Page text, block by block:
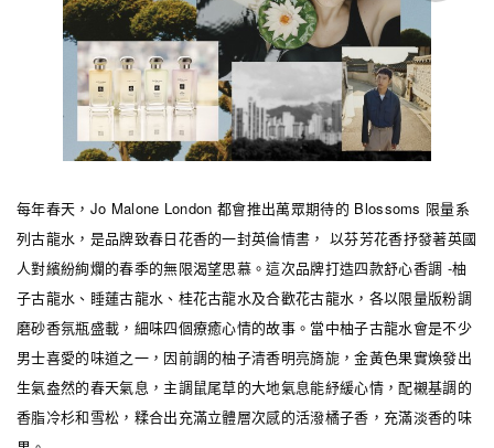
每年春天，Jo Malone London 都會推出萬眾期待的 Blossoms 限量系
列古龍水，是品牌致春日花香的一封英倫情書， 以芬芳花香抒發著英國
人對繽紛絢爛的春季的無限渴望思慕。這次品牌打造四款舒心香調 -柚
子古龍水、睡蓮古龍水、桂花古龍水及合歡花古龍水，各以限量版粉調
磨砂香氛瓶盛載，細味四個療癒心情的故事。 當中柚子古龍水會是不少
男士喜愛的味道之一，因前調的柚子清香明亮旖旎，金黃色果實煥發出
生氣盎然的春天氣息，主調鼠尾草的大地氣息能紓緩心情，配襯基調的
香脂冷杉和雪松，糅合出充滿立體層次感的活潑橘子香，充滿淡香的味